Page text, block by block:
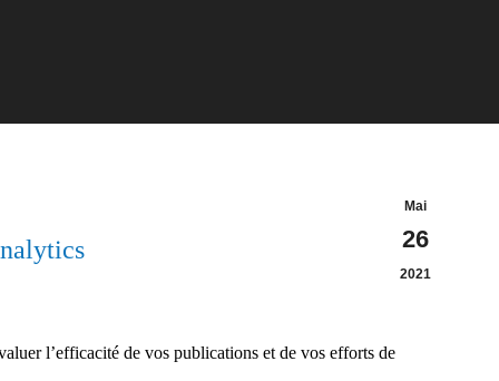
Mai
26
2021
l’efficacité de vos publications et de vos efforts de